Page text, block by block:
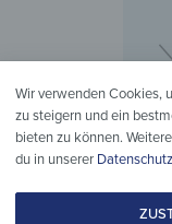
Wir verwenden Cookies,
zu steigern und ein
bieten zu können.
du in unserer